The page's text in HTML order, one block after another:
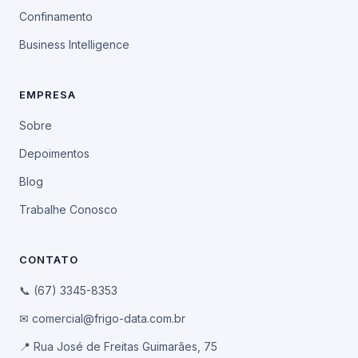
Confinamento
Business Intelligence
EMPRESA
Sobre
Depoimentos
Blog
Trabalhe Conosco
CONTATO
📞 (67) 3345-8353
✉ comercial@frigo-data.com.br
📍 Rua José de Freitas Guimarães, 75